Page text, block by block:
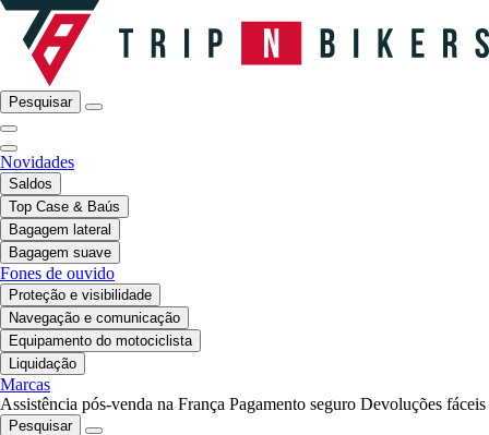
Pesquisar
Novidades
Saldos
Top Case & Baús
Bagagem lateral
Bagagem suave
Fones de ouvido
Proteção e visibilidade
Navegação e comunicação
Equipamento do motociclista
Liquidação
Marcas
Assistência pós-venda na França Pagamento seguro Devoluções fáceis
Pesquisar